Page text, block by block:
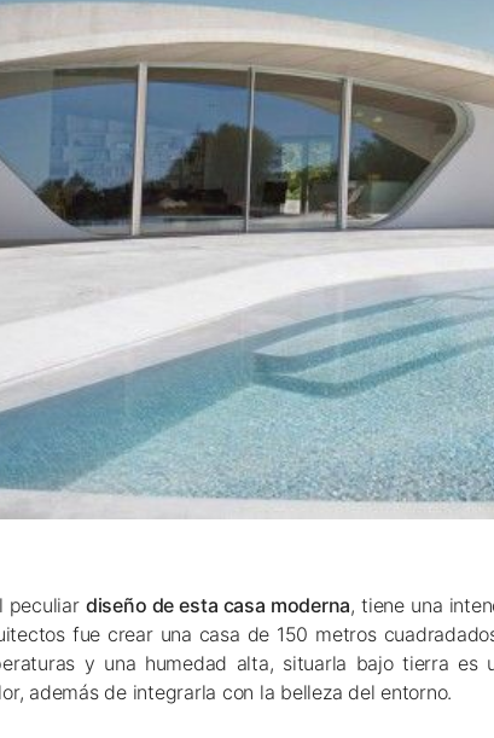
peculiar diseño de esta casa moderna, tiene una
fue crear una casa de 150 metros
y una humedad alta, situarla bajo tierra
además de integrarla con la belleza del entorno.